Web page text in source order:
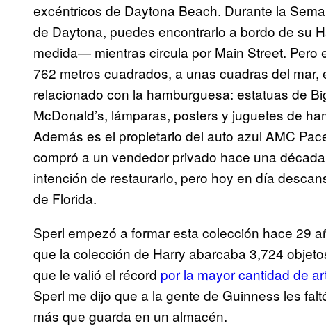
excéntricos de Daytona Beach. Durante la
de Daytona, puedes encontrarlo a bordo de su
medida— mientras circula por Main Street.
762 metros cuadrados, a unas cuadras del
relacionado con la hamburguesa: estatuas de
McDonald’s, lámparas, posters y juguetes de
Además es el propietario del auto azul AMC
compró a un vendedor privado hace una
intención de restaurarlo, pero hoy en día
de Florida.
Sperl empezó a formar esta colección hace 29
que la colección de Harry abarcaba 3,724
que le valió el récord por la mayor cantidad de
Sperl me dijo que a la gente de Guinness les
más que guarda en un almacén.